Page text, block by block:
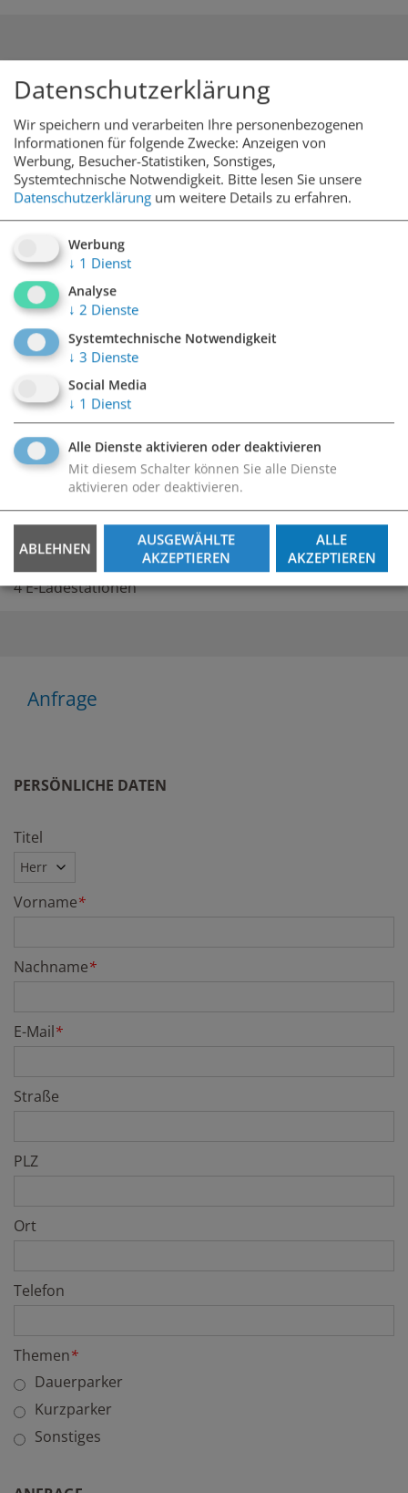
Maximale Einfahrtshöhe
2,10m
In der Nähe
Markthalle, Altstadt, Finanzamt, Marktplatz, Goldenes
Dacherl, Stadtturm
Service
Aufzug
4 E-Ladestationen
Anfrage
PERSÖNLICHE DATEN
Titel
Vorname*
Nachname*
E-Mail*
Straße
PLZ
Ort
Telefon
Themen*
Dauerparker
Kurzparker
Sonstiges
Datenschutzerklärung
Wir speichern und verarbeiten Ihre personenbezogenen
Informationen für folgende Zwecke: Anzeigen von
Werbung, Besucher-Statistiken, Sonstiges,
Systemtechnische Notwendigkeit. Bitte lesen Sie unsere
Datenschutzerklärung um weitere Details zu erfahren.
Werbung
↓ 1 Dienst
Analyse
↓ 2 Dienste
Systemtechnische Notwendigkeit
↓ 3 Dienste
Social Media
↓ 1 Dienst
Alle Dienste aktivieren oder deaktivieren
Mit diesem Schalter können Sie alle Dienste
aktivieren oder deaktivieren.
ABLEHNEN
AUSGEWÄHLTE
AKZEPTIEREN
ALLE
AKZEPTIEREN